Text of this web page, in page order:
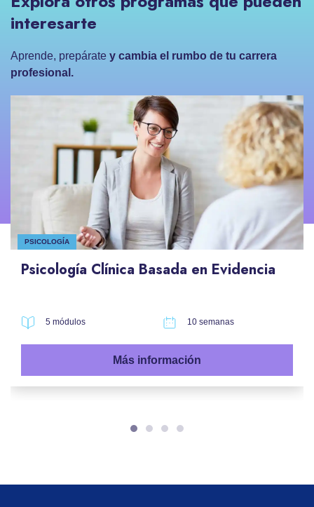
interesarte
Aprende, prepárate y cambia el rumbo de tu carrera
profesional.
PSICOLOGÍA
Psicología Clínica Basada en Evidencia
5 módulos 10 semanas
Más información